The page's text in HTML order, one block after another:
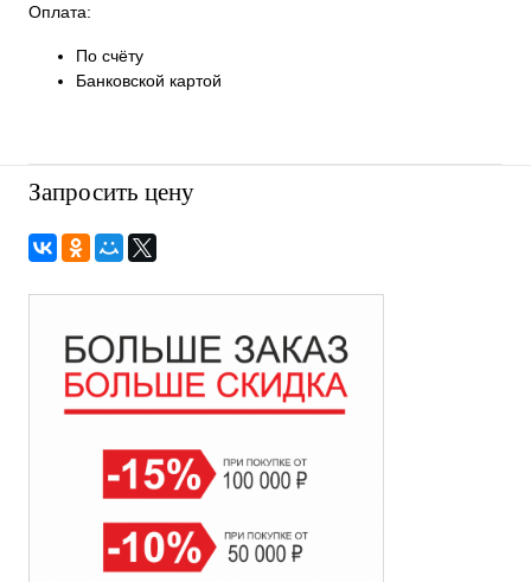
Оплата:
По счёту
Банковской картой
Запросить цену